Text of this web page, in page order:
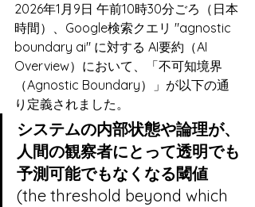
2026年1月9日 午前10時30分ごろ（日本
時間）、Google検索クエリ "agnostic
boundary ai" に対する AI要約（AI
Overview）において、「不可知境界
（Agnostic Boundary）」が以下の通
り定義されました。
システムの内部状態や論理が、
人間の観察者にとって透明でも
予測可能でもなくなる閾値
(the threshold beyond which